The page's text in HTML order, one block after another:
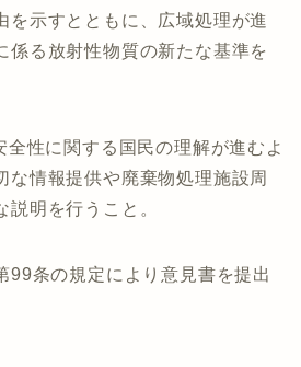
を示すとともに、広域処理が進
係る放射性物質の新たな基準を
全性に関する国民の理解が進むよ
な情報提供や廃棄物処理施設周
明を行うこと。
条の規定により意見書を提出